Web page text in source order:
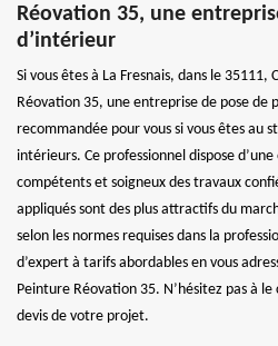
Réovation 35, une
d’intérieur
Si vous êtes à La Fresnais, dans le 35111,
Réovation 35, une entreprise de pose
recommandée pour vous si vous êtes au
intérieurs. Ce professionnel dispose
compétents et soigneux des travaux
appliqués sont des plus attractifs du
selon les normes requises dans la
d’expert à tarifs abordables en vous
Peinture Réovation 35. N’hésitez pas à
devis de votre projet.